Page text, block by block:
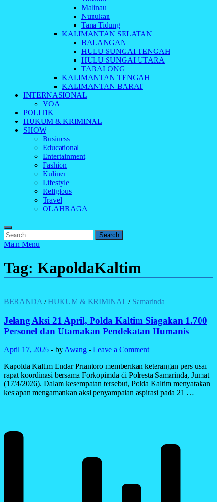
Malinau
Nunukan
Tana Tidung
KALIMANTAN SELATAN
BALANGAN
HULU SUNGAI TENGAH
HULU SUNGAI UTARA
TABALONG
KALIMANTAN TENGAH
KALIMANTAN BARAT
INTERNASIONAL
VOA
POLITIK
HUKUM & KRIMINAL
SHOW
Business
Educational
Entertainment
Fashion
Kuliner
Lifestyle
Religious
Travel
OLAHRAGA
Search
for:
Main Menu
Tag: KapoldaKaltim
BERANDA /HUKUM & KRIMINAL / Samarinda
Jelang Aksi 21 April, Polda Kaltim Siagakan 1.700
Personel dan Utamakan Pendekatan Humanis
April 17, 2026 - by Awang - Leave a Comment
Kapolda Kaltim Endar Priantoro memberikan keterangan pers usai
rapat koordinasi bersama Forkopimda di Polresta Samarinda, Jumat
(17/4/2026). Dalam kesempatan tersebut, Polda Kaltim menyatakan
kesiapan mengamankan aksi penyampaian aspirasi pada 21 …